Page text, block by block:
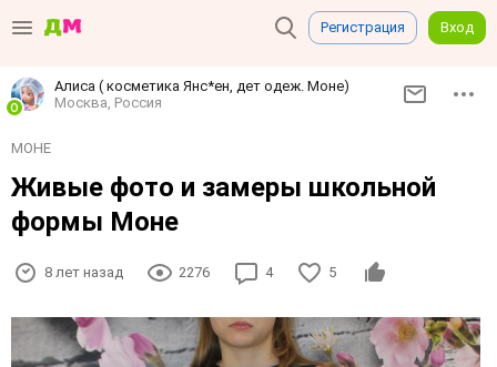
Регистрация Вход
Алиса ( косметика Янс*ен, дет одеж. Моне)
Москва, Россия
МОНЕ
Живые фото и замеры школьной
формы Моне
8 лет назад 2276 4 5